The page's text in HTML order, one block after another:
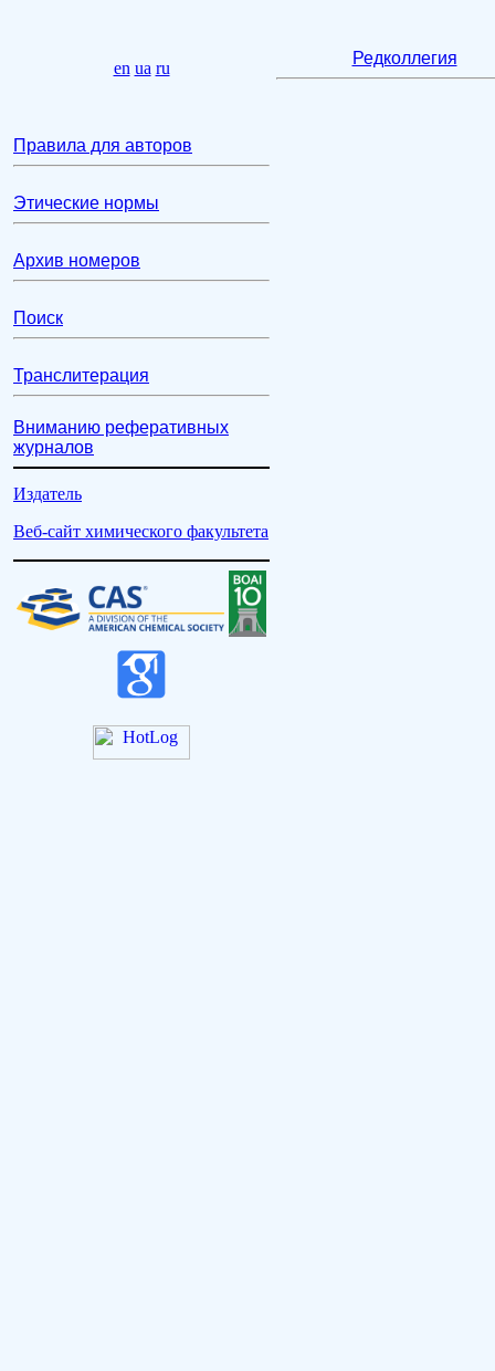
en ua ru
Редколлегия
Правила для авторов
Этические нормы
Архив номеров
Поиск
Транслитерация
Вниманию реферативных
журналов
Издатель
Веб-сайт химического факультета